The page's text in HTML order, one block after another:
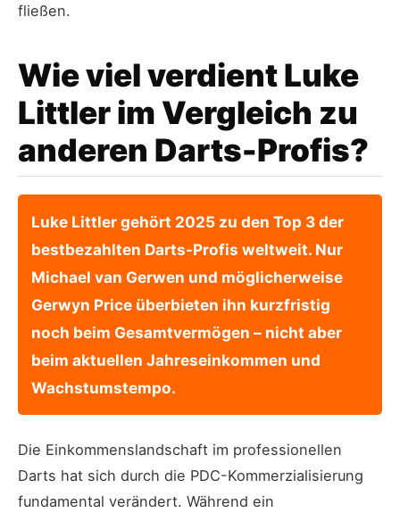
fließen.
Wie viel verdient Luke
Littler im Vergleich zu
anderen Darts-Profis?
Luke Littler gehört 2025 zu den Top 3 der
bestbezahlten Darts-Profis weltweit. Nur
Michael van Gerwen und möglicherweise
Gerwyn Price überbieten ihn kurzfristig
noch beim Gesamtvermögen – nicht aber
beim aktuellen Jahreseinkommen und
Wachstumstempo.
Die Einkommenslandschaft im professionellen
Darts hat sich durch die PDC-Kommerzialisierung
fundamental verändert. Während ein